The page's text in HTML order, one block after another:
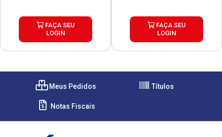
FAÇA SEU
LOGIN
FAÇA SEU
LOGIN
Meus Pedidos Títulos
Notas Fiscais